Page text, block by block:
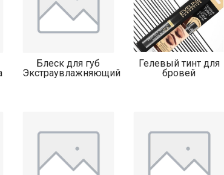
Блеск для губ
Экстраувлажняющий
Гелевый тинт для
бровей